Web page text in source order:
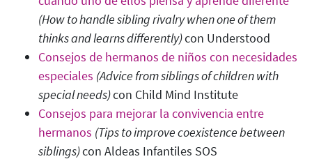
(How to handle sibling rivalry when one of them
thinks and learns differently)con Understood
Consejos de hermanos de niños con necesidades
especiales (Advice from siblings of children with
special needs)con Child Mind Institute
Consejos para mejorar la convivencia entre
hermanos (Tips to improve coexistence between
siblings)con Aldeas Infantiles SOS